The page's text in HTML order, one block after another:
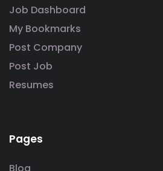
Job Dashboard
My Bookmarks
Post Company
Post Job
Resumes
Pages